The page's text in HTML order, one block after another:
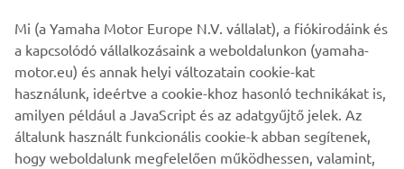
The new YZ65 comes with pure YZ race-bred DNA as
standard equipment. Its race blue bodywork, bold graphics
and blue rims are inspired by Yamaha's YZ450FM MXGP
bike, and every key feature on this youth motocross bike
has been developed by the same team of engineers that
are responsible for the company's other YZ race bikes.
Mi (a Yamaha Motor Europe N.V. vállalat), a fiókirodáink és
a kapcsolódó vállalkozásaink a weboldalunkon (yamaha-
motor.eu) és annak helyi változatain cookie-kat
használunk, ideértve a cookie-khoz hasonló technikákat is,
amilyen például a JavaScript és az adatgyűjtő jelek. Az
általunk használt funkcionális cookie-k abban segítenek,
hogy weboldalunk megfelelően működhessen, valamint,